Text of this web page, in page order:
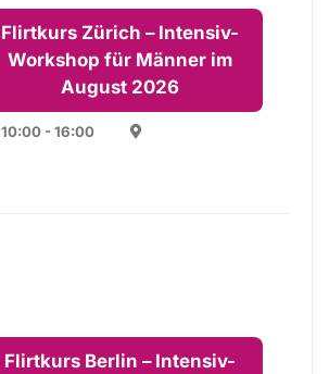
Flirtkurs Zürich – Intensiv-
Workshop für Männer im
August 2026
10:00 - 16:00
Flirtkurs Berlin – Intensiv-